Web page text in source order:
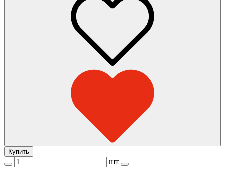
Купить
шт